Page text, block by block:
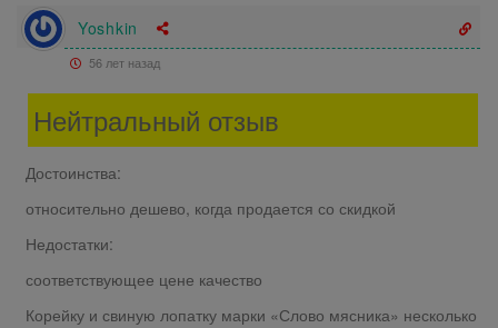
Yoshkin
56 лет назад
Нейтральный отзыв
Достоинства:
относительно дешево, когда продается со скидкой
Недостатки:
соответствующее цене качество
Корейку и свиную лопатку марки «Слово мясника» несколько